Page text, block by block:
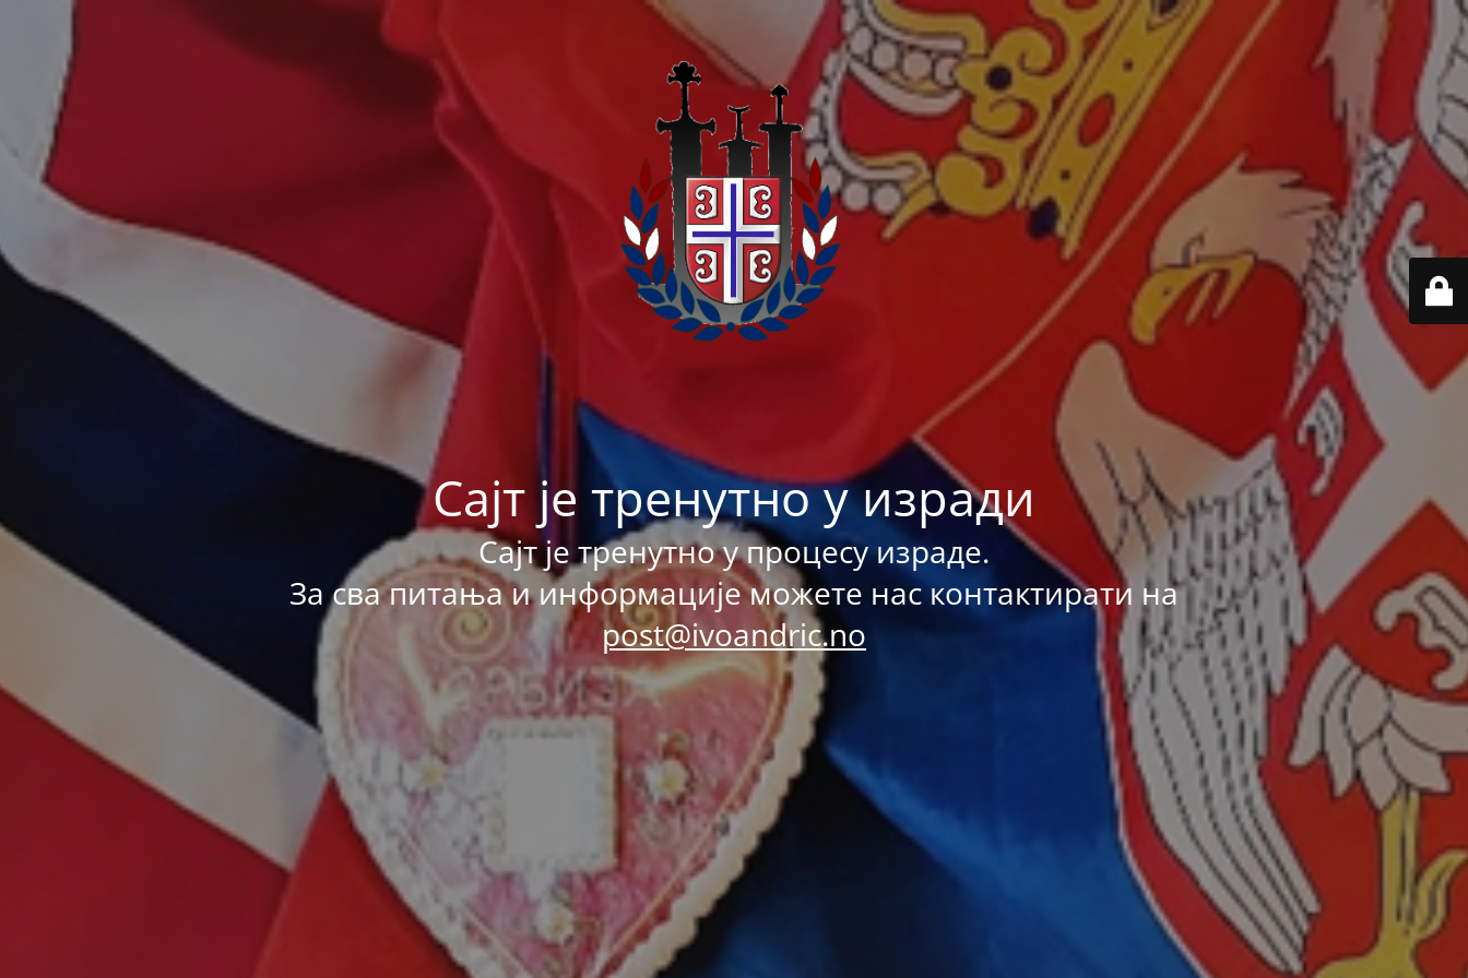
Сајт је тренутно у изради
Сајт је тренутно у процесу израде.
За сва питања и информације можете нас контактирати на
post@ivoandric.no